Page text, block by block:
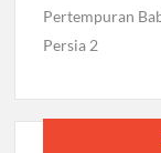
Pertempuran
Persia 2